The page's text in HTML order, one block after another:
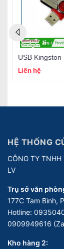
USB Kingston
Liên hệ
HỆ THỐNG
CÔNG TY
LV
Trụ sở văn
177C Tam Bình,
Hotline:
0909949616
Kho hàng 2: